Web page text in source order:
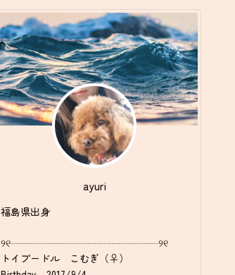
ayuri
福島県出身
୨୧┈┈┈┈┈┈┈┈┈┈┈┈┈┈┈୨୧
トイプードル こむぎ（♀）